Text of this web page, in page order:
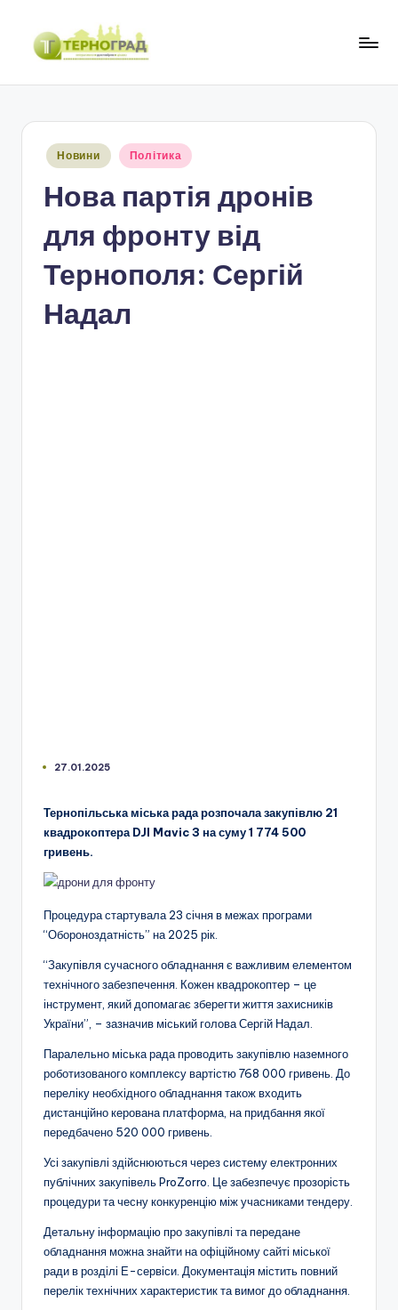
Перейти
Опубліковано
Новини Політика
Нова партія дронів
для фронту від
Тернополя: Сергій
Надал
27.01.2025
Тернопільська міська рада розпочала закупівлю 21
квадрокоптера DJI Mavic 3 на суму 1 774 500
гривень.
Процедура стартувала 23 січня в межах програми
“Обороноздатність” на 2025 рік.
“Закупівля сучасного обладнання є важливим елементом
технічного забезпечення. Кожен квадрокоптер – це
інструмент, який допомагає зберегти життя захисників
України”, – зазначив міський голова Сергій Надал.
Паралельно міська рада проводить закупівлю наземного
роботизованого комплексу вартістю 768 000 гривень. До
переліку необхідного обладнання також входить
дистанційно керована платформа, на придбання якої
передбачено 520 000 гривень.
Усі закупівлі здійснюються через систему електронних
публічних закупівель ProZorro. Це забезпечує прозорість
процедури та чесну конкуренцію між учасниками тендеру.
Детальну інформацію про закупівлі та передане
обладнання можна знайти на офіційному сайті міської
ради в розділі Е-сервіси. Документація містить повний
перелік технічних характеристик та вимог до обладнання.